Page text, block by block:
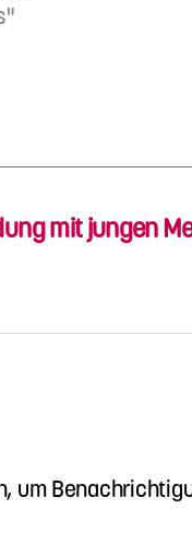
mit jungen
um